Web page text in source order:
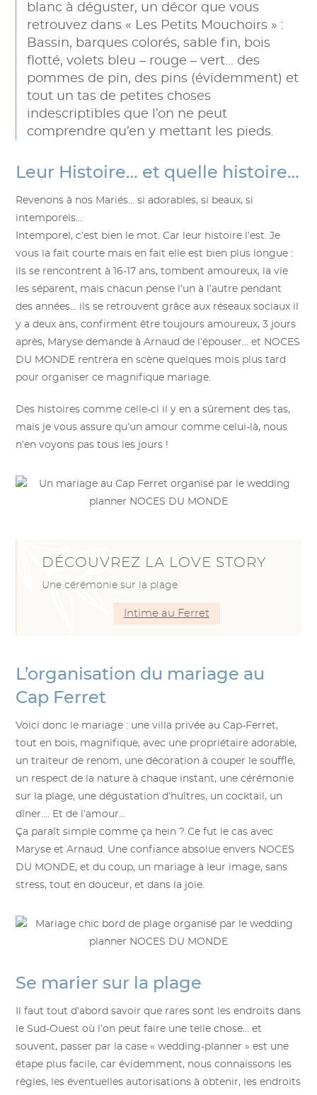
blanc à déguster, un décor que vous
retrouvez dans « Les Petits Mouchoirs » :
Bassin, barques colorés, sable fin, bois
flotté, volets bleu – rouge – vert… des
pommes de pin, des pins (évidemment) et
tout un tas de petites choses
indescriptibles que l’on ne peut
comprendre qu’en y mettant les pieds.
Leur Histoire… et quelle histoire…
Revenons à nos Mariés… si adorables, si beaux, si
intemporels…
Intemporel, c’est bien le mot. Car leur histoire l’est. Je
vous la fait courte mais en fait elle est bien plus longue :
ils se rencontrent à 16-17 ans, tombent amoureux, la vie
les séparent, mais chacun pense l’un à l’autre pendant
des années… ils se retrouvent grâce aux réseaux sociaux il
y a deux ans, confirment être toujours amoureux, 3 jours
après, Maryse demande à Arnaud de l’épouser… et NOCES
DU MONDE rentrera en scène quelques mois plus tard
pour organiser ce magnifique mariage.
Des histoires comme celle-ci il y en a sûrement des tas,
mais je vous assure qu’un amour comme celui-là, nous
n’en voyons pas tous les jours !
DÉCOUVREZ LA LOVE STORY
Une cérémonie sur la plage
Intime au Ferret
L’organisation du mariage au
Cap Ferret
Voici donc le mariage : une villa privée au Cap-Ferret,
tout en bois, magnifique, avec une propriétaire adorable,
un traiteur de renom, une décoration à couper le souffle,
un respect de la nature à chaque instant, une cérémonie
sur la plage, une dégustation d’huîtres, un cocktail, un
dîner…. Et de l’amour…
Ça paraît simple comme ça hein ? Ce fut le cas avec
Maryse et Arnaud. Une confiance absolue envers NOCES
DU MONDE, et du coup, un mariage à leur image, sans
stress, tout en douceur, et dans la joie.
Se marier sur la plage
Il faut tout d’abord savoir que rares sont les endroits dans
le Sud-Ouest où l’on peut faire une telle chose… et
souvent, passer par la case « wedding-planner » est une
étape plus facile, car évidemment, nous connaissons les
règles, les éventuelles autorisations à obtenir, les endroits